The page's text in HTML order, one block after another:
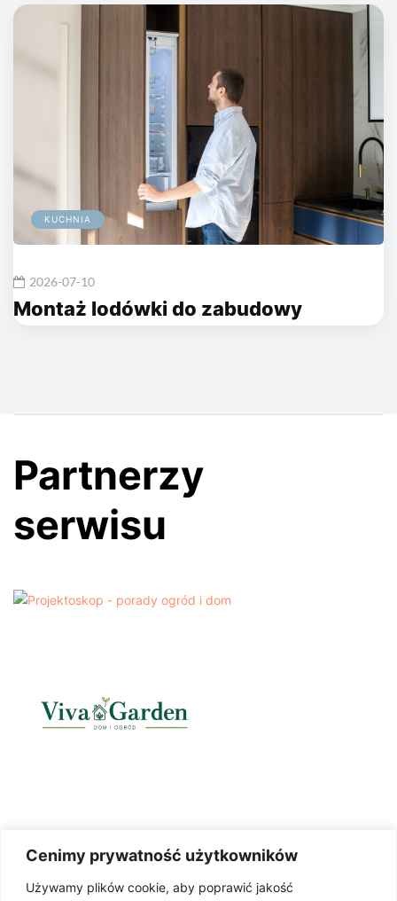
Cenimy prywatność użytkowników
Używamy plików cookie, aby poprawić jakość
KUCHNIA
2026-07-10
Montaż lodówki do zabudowy
Partnerzy
serwisu